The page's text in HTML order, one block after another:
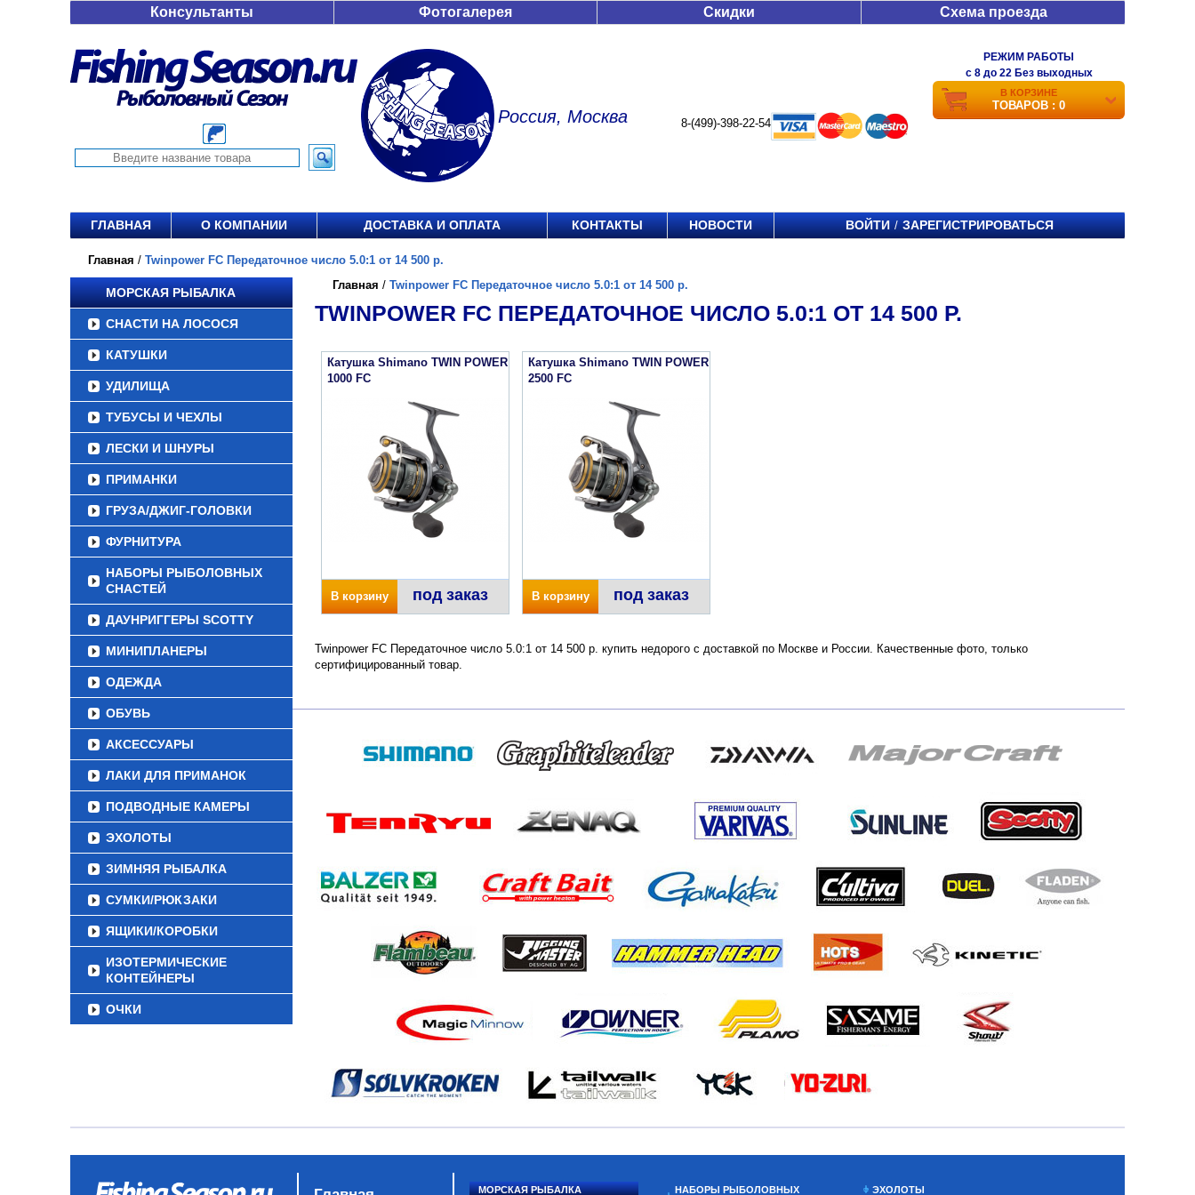
Консультанты Фотогалерея Скидки Схема проезда
Россия, Москва 8-(499)-398-22-54
РЕЖИМ РАБОТЫ
c 8 до 22 Без выходных
В КОРЗИНЕ
ТОВАРОВ : 0
ГЛАВНАЯ О КОМПАНИИ ДОСТАВКА И ОПЛАТА КОНТАКТЫ НОВОСТИ ВОЙТИ / ЗАРЕГИСТРИРОВАТЬСЯ
Главная / Twinpower FC Передаточное число 5.0:1 от 14 500 р.
МОРСКАЯ РЫБАЛКА
СНАСТИ НА ЛОСОСЯ
КАТУШКИ
УДИЛИЩА
ТУБУСЫ И ЧЕХЛЫ
ЛЕСКИ И ШНУРЫ
ПРИМАНКИ
ГРУЗА/ДЖИГ-ГОЛОВКИ
ФУРНИТУРА
НАБОРЫ РЫБОЛОВНЫХ
СНАСТЕЙ
ДАУНРИГГЕРЫ SCOTTY
МИНИПЛАНЕРЫ
ОДЕЖДА
ОБУВЬ
АКСЕССУАРЫ
ЛАКИ ДЛЯ ПРИМАНОК
ПОДВОДНЫЕ КАМЕРЫ
ЭХОЛОТЫ
ЗИМНЯЯ РЫБАЛКА
СУМКИ/РЮКЗАКИ
ЯЩИКИ/КОРОБКИ
ИЗОТЕРМИЧЕСКИЕ
КОНТЕЙНЕРЫ
ОЧКИ
Главная / Twinpower FC Передаточное число 5.0:1 от 14 500 р.
TWINPOWER FC ПЕРЕДАТОЧНОЕ ЧИСЛО 5.0:1 ОТ 14 500 Р.
Катушка Shimano TWIN POWER
1000 FC
В корзину под заказ
Катушка Shimano TWIN POWER
2500 FC
В корзину под заказ
Twinpower FC Передаточное число 5.0:1 от 14 500 р. купить недорого с доставкой по Москве и России. Качественные фото, только
сертифицированный товар.
МОРСКАЯ РЫБАЛКА НАБОРЫ РЫБОЛОВНЫХ ЭХОЛОТЫ